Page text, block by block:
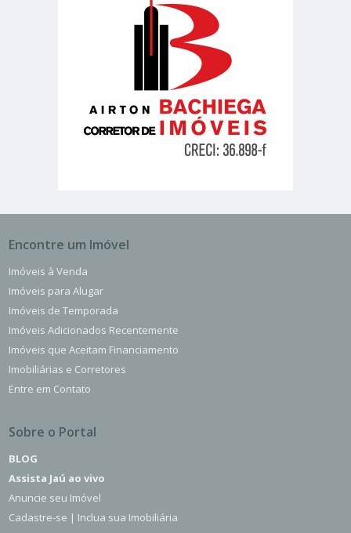
Encontre um Imóvel
Imóveis à Venda
Imóveis para Alugar
Imóveis de Temporada
Imóveis Adicionados Recentemente
Imóveis que Aceitam Financiamento
Imobiliárias e Corretores
Entre em Contato
Sobre o Portal
BLOG
Assista Jaú ao vivo
Anuncie seu Imóvel
Cadastre-se | Inclua sua Imobiliária